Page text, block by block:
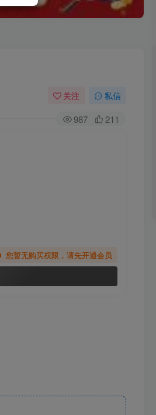
关注 私信
987 211
您暂无购买权限，请先开通会员